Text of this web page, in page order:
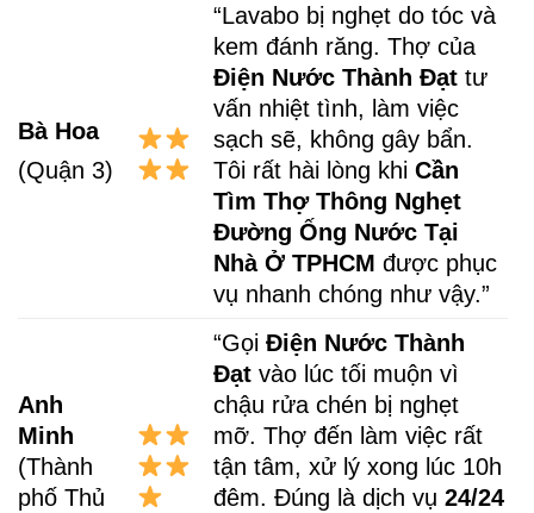
Bà Hoa
(Quận 3)
“Lavabo bị nghẹt do tóc và
kem đánh răng. Thợ của
Điện Nước Thành Đạt tư
vấn nhiệt tình, làm việc
sạch sẽ, không gây bẩn.
Tôi rất hài lòng khiCần
Tìm Thợ Thông Nghẹt
Đường Ống Nước Tại
Nhà Ở TPHCM được phục
vụ nhanh chóng như vậy.”
Anh
Minh
(Thành
phố Thủ
“GọiĐiện Nước Thành
Đạt vào lúc tối muộn vì
chậu rửa chén bị nghẹt
mỡ. Thợ đến làm việc rất
tận tâm, xử lý xong lúc 10h
đêm. Đúng là dịch vụ24/24